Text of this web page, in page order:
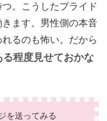
。こうしたプライド
ます。男性側の本音
るのも怖い。だから
程度見せておかな
を送ってみる